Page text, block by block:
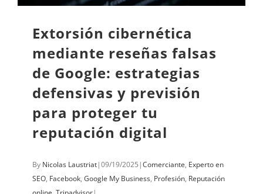
Extorsión cibernética
mediante reseñas falsas
de Google: estrategias
defensivas y previsión
para proteger tu
reputación digital
By Nicolas Laustriat|09/19/2025 |Comerciante, Experto en
SEO, Facebook, Google My Business, Profesión, Reputación